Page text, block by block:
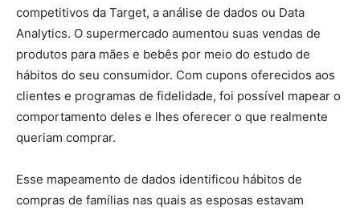
competitivos da Target, a análise de dados ou Data
Analytics. O supermercado aumentou suas vendas de
produtos para mães e bebês por meio do estudo de
hábitos do seu consumidor. Com cupons oferecidos aos
clientes e programas de fidelidade, foi possível mapear o
comportamento deles e lhes oferecer o que realmente
queriam comprar.
Esse mapeamento de dados identificou hábitos de
compras de famílias nas quais as esposas estavam